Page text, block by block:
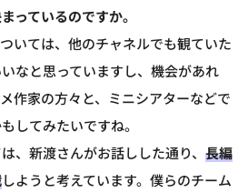
ているのですか。
ついては、他のチャネルでも観ていた
なと思っていますし、機会があれ
作家の方々と、ミニシアターなどで
してみたいですね。
、新渡さんがお話しした通り、 長編
しようと考えています。僕らのチーム